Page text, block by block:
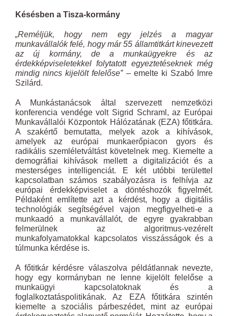
Késésben a Tisza-kormány
„Reméljük, hogy nem egy jelzés a magyar
munkavállalók felé, hogy már 55 államtitkárt kinevezett
az új kormány, de a munkaügyekre és az
érdekképviseletekkel folytatott egyeztetéseknek még
mindig nincs kijelölt felelőse”– emelte ki Szabó Imre
Szilárd.
A Munkástanácsok által szervezett nemzetközi
konferencia vendége volt Sigrid Schraml, az Európai
Munkavállalói Központok Hálózatának (EZA) főtitkára.
A szakértő bemutatta, melyek azok a kihívások,
amelyek az európai munkaerőpiacon gyors és
radikális szemléletváltást követelnek meg. Kiemelte a
demográfiai kihívások mellett a digitalizációt és a
mesterséges intelligenciát. E két utóbbi területtel
kapcsolatban számos szabályozásra is felhívja az
európai érdekképviselet a döntéshozók figyelmét.
Példaként említette azt a kérdést, hogy a digitális
technológiák segítségével vajon megfigyelheti-e a
munkaadó a munkavállalót, de egyre gyakrabban
felmerülnek az algoritmus-vezérelt
munkafolyamatokkal kapcsolatos visszásságok és a
túlmunka kérdése is.
A főtitkár kérdésre válaszolva példátlannak nevezte,
hogy egy kormányban ne lenne kijelölt felelőse a
munkaügyi kapcsolatoknak és a
foglalkoztatáspolitikának. Az EZA főtitkára szintén
kiemelte a szociális párbeszédet, mint az európai